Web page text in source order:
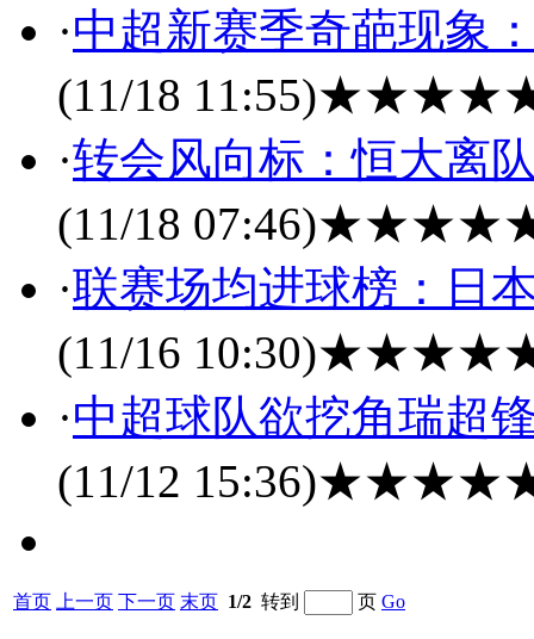
·中超新赛季奇葩现象
(11/18 11:55)
·转会风向标：恒大离
(11/18 07:46)
·联赛场均进球榜：日
(11/16 10:30)
·中超球队欲挖角瑞超
(11/12 15:36)
首页 上一页 下一页 末页 1/2 转到 页 Go